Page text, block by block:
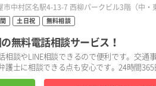
市中村区名駅4-13-7 西柳パークビル3階（中・
土日祝 無料相談
無料電話相談サービス！
相談やLINE相談できるので便利です。交通
士に相談できる点も安心です。24時間365